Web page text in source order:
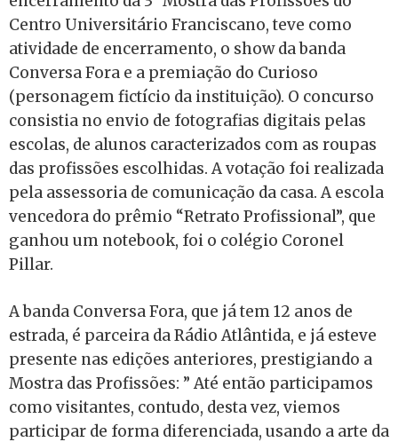
Centro Universitário Franciscano, teve como
atividade de encerramento, o show da banda
Conversa Fora e a premiação do Curioso
(personagem fictício da instituição). O concurso
consistia no envio de fotografias digitais pelas
escolas, de alunos caracterizados com as roupas
das profissões escolhidas. A votação foi realizada
pela assessoria de comunicação da casa. A escola
vencedora do prêmio “Retrato Profissional”, que
ganhou um notebook, foi o colégio Coronel
Pillar.
A banda Conversa Fora, que já tem 12 anos de
estrada, é parceira da Rádio Atlântida, e já esteve
presente nas edições anteriores, prestigiando a
Mostra das Profissões: ” Até então participamos
como visitantes, contudo, desta vez, viemos
participar de forma diferenciada, usando a arte da